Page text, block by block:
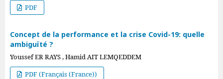
PDF
Concept de la performance et la crise Covid-19: quelle
ambiguïté ?
Youssef ER RAYS , Hamid AIT LEMQEDDEM
PDF (Français (France))